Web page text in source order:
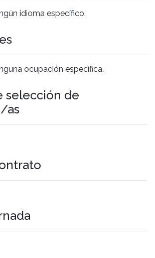
idioma específico.
ocupación específica.
selección de
as